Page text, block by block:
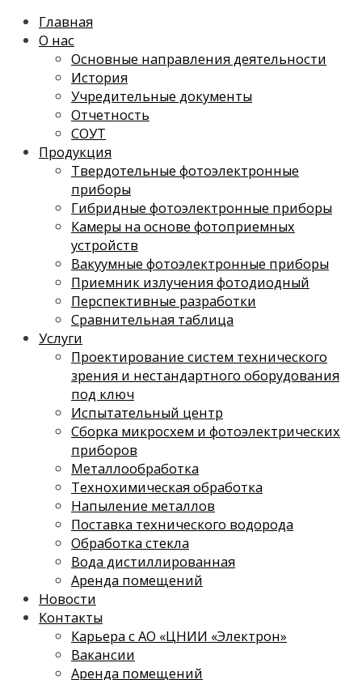
Главная
О нас
Основные направления деятельности
История
Учредительные документы
Отчетность
СОУТ
Продукция
Твердотельные фотоэлектронные
приборы
Гибридные фотоэлектронные приборы
Камеры на основе фотоприемных
устройств
Вакуумные фотоэлектронные приборы
Приемник излучения фотодиодный
Перспективные разработки
Сравнительная таблица
Услуги
Проектирование систем технического
зрения и нестандартного оборудования
под ключ
Испытательный центр
Сборка микросхем и фотоэлектрических
приборов
Металлообработка
Технохимическая обработка
Напыление металлов
Поставка технического водорода
Обработка стекла
Вода дистиллированная
Аренда помещений
Новости
Контакты
Карьера с АО «ЦНИИ «Электрон»
Вакансии
Аренда помещений